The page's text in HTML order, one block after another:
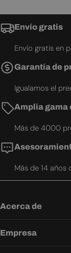
Envío gratis
Envío gratis en
Garantía de
Igualamos el
Amplia gama
Más de 4000
Más de 14 años
Acerca de
Empresa